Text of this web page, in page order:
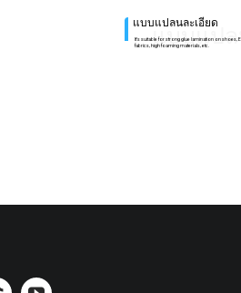
แบบแปลนละเอียด
แบบแปล
It’s suitable for strong glue lamination on shoes,
fabrics, high foaming materials, etc.